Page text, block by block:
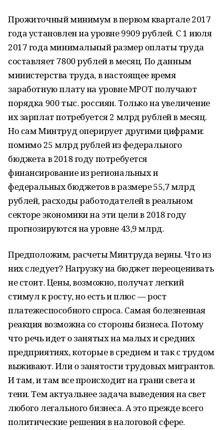
Прожиточный минимум в первом квартале 2017
года установлен на уровне 9909 рублей. С 1 июля
2017 года минимальный размер оплаты труда
составляет 7800 рублей в месяц. По данным
министерства труда, в настоящее время
заработную плату на уровне МРОТ получают
порядка 900 тыс. россиян. Только на увеличение
их зарплат потребуется 2 млрд рублей в месяц.
Но сам Минтруд оперирует другими цифрами:
помимо 25 млрд рублей из федерального
бюджета в 2018 году потребуется
финансирование из региональных и
федеральных бюджетов в размере 55,7 млрд
рублей, расходы работодателей в реальном
секторе экономики на эти цели в 2018 году
прогнозируются на уровне 43,9 млрд.
Предположим, расчеты Минтруда верны. Что из
них следует? Нагрузку на бюджет переоценивать
не стоит. Цены, возможно, получат легкий
стимул к росту, но есть и плюс — рост
платежеспособного спроса. Самая болезненная
реакция возможна со стороны бизнеса. Потому
что речь идет о занятых на малых и средних
предприятиях, которые в среднем и так с трудом
выживают. Или о занятости трудовых мигрантов.
И там, и там все происходит на грани света и
тени. Тем актуальнее задача выведения на свет
любого легального бизнеса. А это прежде всего
политические решения в налоговой сфере.